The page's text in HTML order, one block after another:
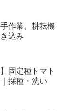
作業、耕耘機
込み
固定種トマト
採種・洗い